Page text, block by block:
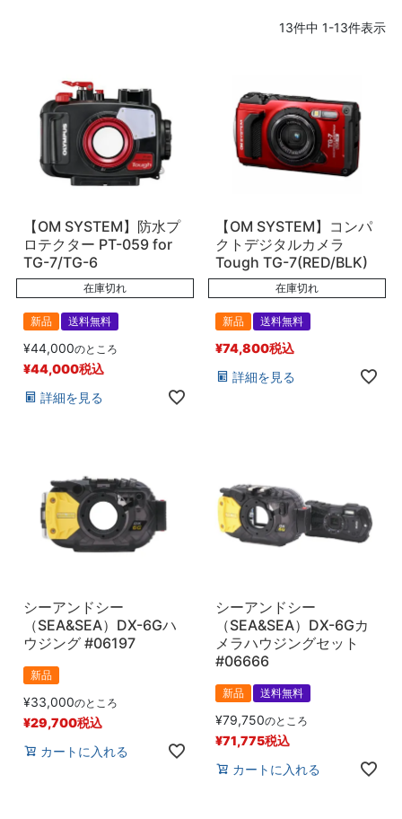
13件中 1-13件表示
【OM SYSTEM】防水プ
ロテクター PT-059 for
TG-7/TG-6
在庫切れ
新品 送料無料
¥44,000のところ
¥44,000税込
詳細を見る
【OM SYSTEM】コンパ
クトデジタルカメラ
Tough TG-7(RED/BLK)
在庫切れ
新品 送料無料
¥74,800税込
詳細を見る
シーアンドシー
（SEA&SEA）DX-6Gハ
ウジング #06197
新品
¥33,000のところ
¥29,700税込
カートに入れる
シーアンドシー
（SEA&SEA）DX-6Gカ
メラハウジングセット
#06666
新品 送料無料
¥79,750のところ
¥71,775税込
カートに入れる